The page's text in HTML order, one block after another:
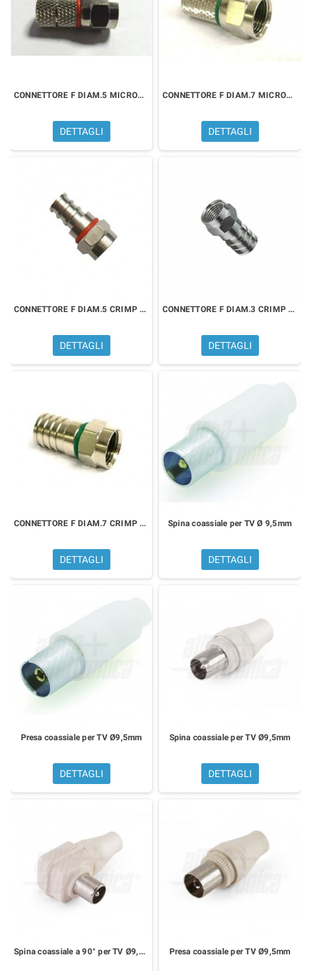
CONNETTORE F DIAM.5 MICROTEK 3100000121
DETTAGLI
CONNETTORE F DIAM.7 MICROTEK 3100000125
DETTAGLI
CONNETTORE F DIAM.5 CRIMP MICROTEK 3100990121
DETTAGLI
CONNETTORE F DIAM.3 CRIMP MICROTEK 3100990124
DETTAGLI
CONNETTORE F DIAM.7 CRIMP MICROTEK 3100990125
DETTAGLI
Spina coassiale per TV Ø 9,5mm
DETTAGLI
Presa coassiale per TV Ø9,5mm
DETTAGLI
Spina coassiale per TV Ø9,5mm
DETTAGLI
Spina coassiale a 90° per TV Ø9,5mm Presa coassiale per TV Ø9,5mm